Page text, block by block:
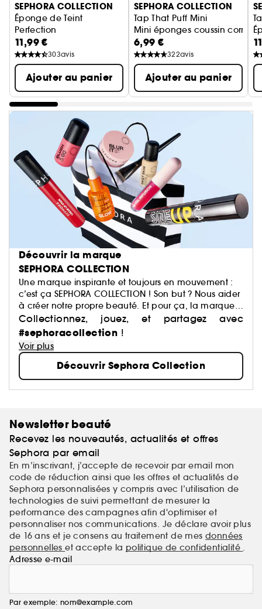
SEPHORA COLLECTION
Éponge de Teint
Perfection
Éponge maquillage
11,99 €
303avis
Ajouter au panier
SEPHORA COLLECTION
Tap That Puff Mini
Mini éponges coussin
6,99 €
322avis
Ajouter au panier
Découvrir la marque
SEPHORA COLLECTION
Une marque inspirante et toujours en mouvement :
c’est ça SEPHORA COLLECTION ! Son but ? Nous aider
à créer notre propre beauté. Et pour ça, la marque
a justement imaginé des centaines de produits : du
maquillage aux soins, du capillaire au parfum, du
bain aux compléments alimentaires,… Avec pour
mission de démocratiser une beauté performante.
Collectionnez, jouez, et partagez avec
#sephoracollection !
Voir plus
Découvrir Sephora Collection
Newsletter beauté
Recevez les nouveautés, actualités et offres
Sephora par email
En m’inscrivant, j’accepte de recevoir par email mon
code de réduction ainsi que les offres et actualités de
Sephora personnalisées y compris avec l’utilisation de
technologies de suivi permettant de mesurer la
performance des campagnes afin d'optimiser et
personnaliser nos communications. Je déclare avoir plus
de 16 ans et je consens au traitement de mes données
personnelleset accepte la politique de confidentialité .
Adresse e-mail
Par exemple: nom@example.com